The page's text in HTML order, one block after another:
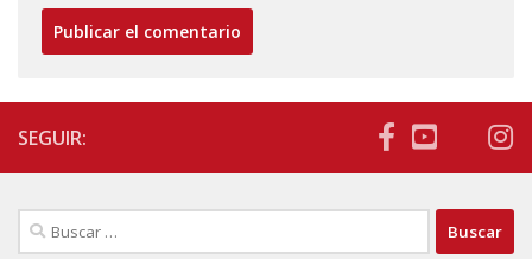
SEGUIR:
Buscar: